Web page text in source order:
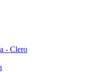
- Clero